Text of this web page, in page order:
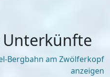
Bergbahn am Zwölferkopf
anzeigen